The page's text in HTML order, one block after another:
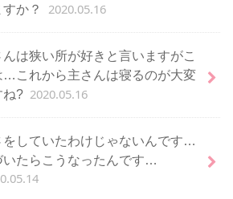
すか？
2020.05.16
んは狭い所が好きと言いますがこ
…これから主さんは寝るのが大変
ね? 2020.05.16
をしていたわけじゃないんです…
いたらこうなったんです…